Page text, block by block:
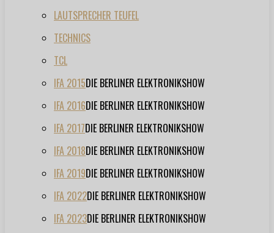
LAUTSPRECHER TEUFEL
TECHNICS
TCL
IFA 2015DIE BERLINER ELEKTRONIKSHOW
IFA 2016DIE BERLINER ELEKTRONIKSHOW
IFA 2017DIE BERLINER ELEKTRONIKSHOW
IFA 2018DIE BERLINER ELEKTRONIKSHOW
IFA 2019DIE BERLINER ELEKTRONIKSHOW
IFA 2022DIE BERLINER ELEKTRONIKSHOW
IFA 2023DIE BERLINER ELEKTRONIKSHOW